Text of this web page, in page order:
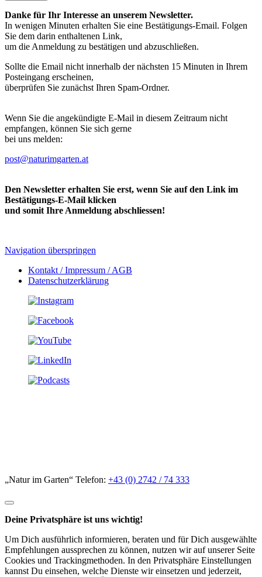
Danke für Ihr Interesse an unserem Newsletter.
In wenigen Minuten erhalten Sie eine Bestätigungs-Email. Folgen
Sie dem darin enthaltenen Link,
um die Anmeldung zu bestätigen und abzuschließen.
Sollte die Email nicht innerhalb der nächsten 15 Minuten in Ihrem
Posteingang erscheinen,
überprüfen Sie zunächst Ihren Spam-Ordner.
Wenn Sie die angekündigte E-Mail in diesem Zeitraum nicht
empfangen, können Sie sich gerne
bei uns melden:
post@naturimgarten.at
Den Newsletter erhalten Sie erst, wenn Sie auf den Link im
Bestätigungs-E-Mail klicken
und somit Ihre Anmeldung abschliessen!
Navigation überspringen
Kontakt / Impressum / AGB
Datenschutzerklärung
„Natur im Garten“ Telefon: +43 (0) 2742 / 74 333
Deine Privatsphäre ist uns wichtig!
Um Dich ausführlich informieren, beraten und für Dich ausgewählte
Empfehlungen aussprechen zu können, nutzen wir auf unserer Seite
Cookies und Trackingmethoden. In den Privatsphäre Einstellungen
kannst Du einsehen, welche Dienste wir einsetzen und jederzeit,